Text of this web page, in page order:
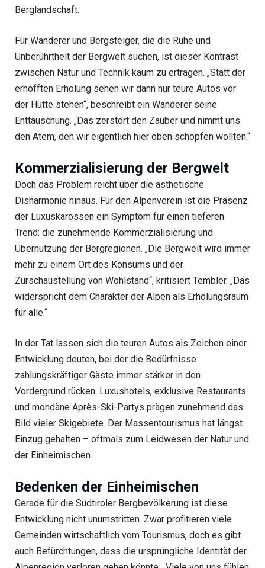
Berglandschaft.
Für Wanderer und Bergsteiger, die die Ruhe und
Unberührtheit der Bergwelt suchen, ist dieser Kontrast
zwischen Natur und Technik kaum zu ertragen. „Statt der
erhofften Erholung sehen wir dann nur teure Autos vor
der Hütte stehen“, beschreibt ein Wanderer seine
Enttäuschung. „Das zerstört den Zauber und nimmt uns
den Atem, den wir eigentlich hier oben schöpfen wollten.“
Kommerzialisierung der Bergwelt
Doch das Problem reicht über die ästhetische
Disharmonie hinaus. Für den Alpenverein ist die Präsenz
der Luxuskarossen ein Symptom für einen tieferen
Trend: die zunehmende Kommerzialisierung und
Übernutzung der Bergregionen. „Die Bergwelt wird immer
mehr zu einem Ort des Konsums und der
Zurschaustellung von Wohlstand“, kritisiert Tembler. „Das
widerspricht dem Charakter der Alpen als Erholungsraum
für alle.“
In der Tat lassen sich die teuren Autos als Zeichen einer
Entwicklung deuten, bei der die Bedürfnisse
zahlungskräftiger Gäste immer stärker in den
Vordergrund rücken. Luxushotels, exklusive Restaurants
und mondäne Après-Ski-Partys prägen zunehmend das
Bild vieler Skigebiete. Der Massentourismus hat längst
Einzug gehalten – oftmals zum Leidwesen der Natur und
der Einheimischen.
Bedenken der Einheimischen
Gerade für die Südtiroler Bergbevölkerung ist diese
Entwicklung nicht unumstritten. Zwar profitieren viele
Gemeinden wirtschaftlich vom Tourismus, doch es gibt
auch Befürchtungen, dass die ursprüngliche Identität der